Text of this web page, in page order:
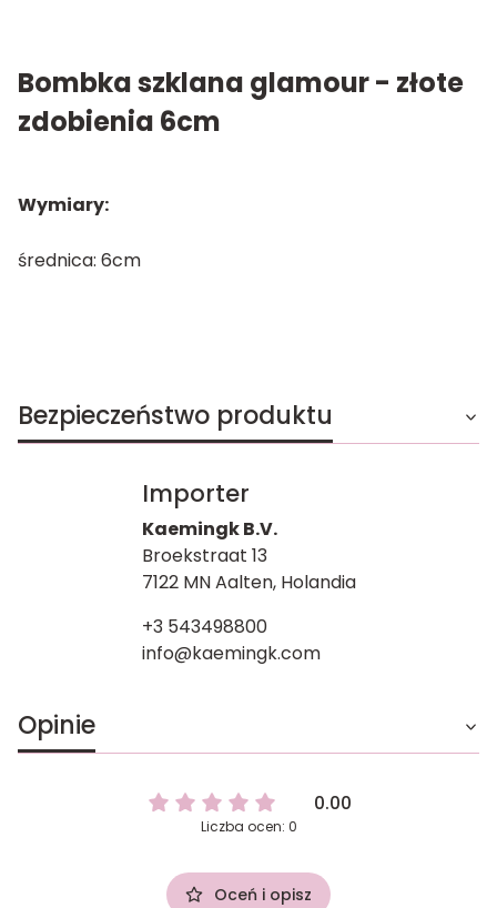
Bombka szklana glamour - złote
zdobienia 6cm
Wymiary:
średnica: 6cm
Bezpieczeństwo produktu
Importer
Kaemingk B.V.
Broekstraat 13
7122 MN Aalten, Holandia
+3 543498800
info@kaemingk.com
Opinie
0.00
Liczba ocen: 0
Oceń i opisz